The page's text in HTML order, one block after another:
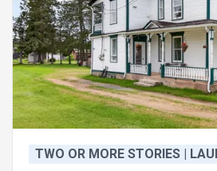
TWO OR MORE STORIES |